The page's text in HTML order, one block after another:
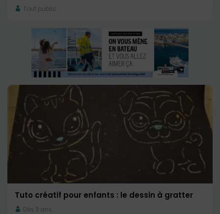
Tout public
Tuto créatif pour enfants : le dessin à gratter
Dès 3 ans